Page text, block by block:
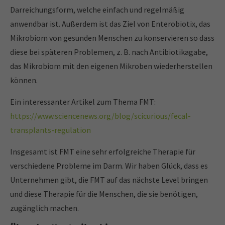
Darreichungsform, welche einfach und regelmäßig
anwendbar ist. Außerdem ist das Ziel von Enterobiotix, das
Mikrobiom von gesunden Menschen zu konservieren so dass
diese bei späteren Problemen, z. B. nach Antibiotikagabe,
das Mikrobiom mit den eigenen Mikroben wiederherstellen
können.
Ein interessanter Artikel zum Thema FMT:
https://www.sciencenews.org/blog/scicurious/fecal-
transplants-regulation
Insgesamt ist FMT eine sehr erfolgreiche Therapie für
verschiedene Probleme im Darm. Wir haben Glück, dass es
Unternehmen gibt, die FMT auf das nächste Level bringen
und diese Therapie für die Menschen, die sie benötigen,
zugänglich machen.